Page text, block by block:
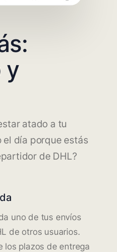
y
atado a tu
día porque estás
de DHL?
uno de tus envíos
de otros usuarios.
los plazos de entrega